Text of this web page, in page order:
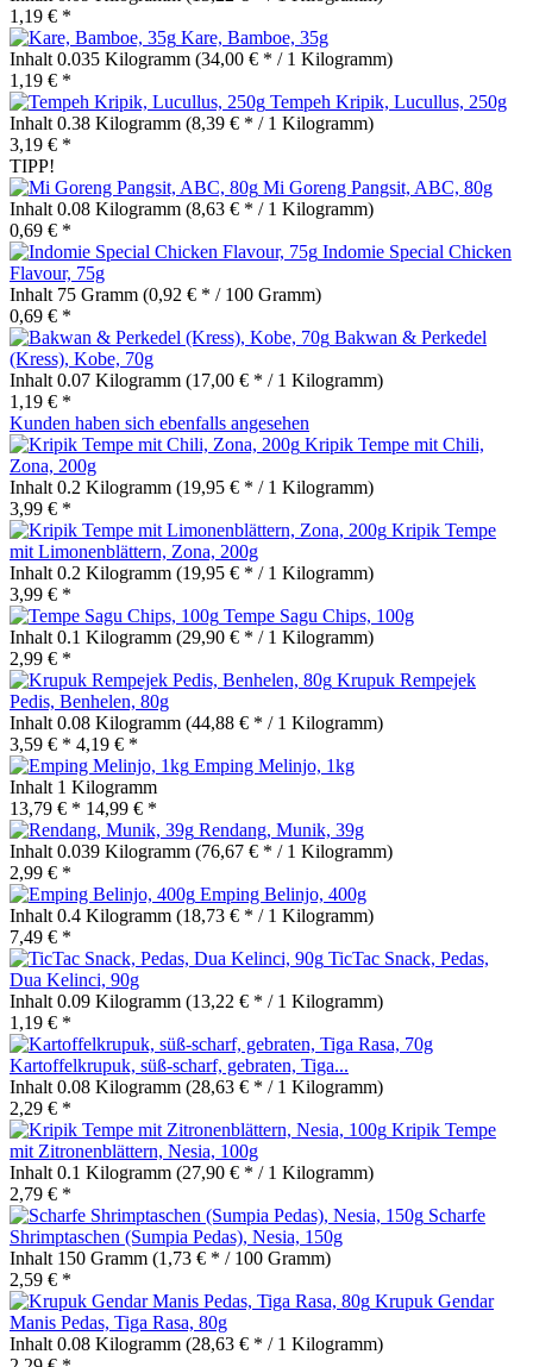
1,19 € *
Kare, Bamboe, 35g
Inhalt 0.035 Kilogramm (34,00 € * / 1 Kilogramm)
1,19 € *
Tempeh Kripik, Lucullus, 250g
Inhalt 0.38 Kilogramm (8,39 € * / 1 Kilogramm)
3,19 € *
TIPP!
Mi Goreng Pangsit, ABC, 80g
Inhalt 0.08 Kilogramm (8,63 € * / 1 Kilogramm)
0,69 € *
Indomie Special Chicken
Flavour, 75g
Inhalt 75 Gramm (0,92 € * / 100 Gramm)
0,69 € *
Bakwan & Perkedel
(Kress), Kobe, 70g
Inhalt 0.07 Kilogramm (17,00 € * / 1 Kilogramm)
1,19 € *
Kunden haben sich ebenfalls angesehen
Kripik Tempe mit Chili,
Zona, 200g
Inhalt 0.2 Kilogramm (19,95 € * / 1 Kilogramm)
3,99 € *
Kripik Tempe
mit Limonenblättern, Zona, 200g
Inhalt 0.2 Kilogramm (19,95 € * / 1 Kilogramm)
3,99 € *
Tempe Sagu Chips, 100g
Inhalt 0.1 Kilogramm (29,90 € * / 1 Kilogramm)
2,99 € *
Krupuk Rempejek
Pedis, Benhelen, 80g
Inhalt 0.08 Kilogramm (44,88 € * / 1 Kilogramm)
3,59 € * 4,19 € *
Emping Melinjo, 1kg
Inhalt 1 Kilogramm
13,79 € * 14,99 € *
Rendang, Munik, 39g
Inhalt 0.039 Kilogramm (76,67 € * / 1 Kilogramm)
2,99 € *
Emping Belinjo, 400g
Inhalt 0.4 Kilogramm (18,73 € * / 1 Kilogramm)
7,49 € *
TicTac Snack, Pedas,
Dua Kelinci, 90g
Inhalt 0.09 Kilogramm (13,22 € * / 1 Kilogramm)
1,19 € *
Kartoffelkrupuk, süß-scharf, gebraten, Tiga...
Inhalt 0.08 Kilogramm (28,63 € * / 1 Kilogramm)
2,29 € *
Kripik Tempe
mit Zitronenblättern, Nesia, 100g
Inhalt 0.1 Kilogramm (27,90 € * / 1 Kilogramm)
2,79 € *
Scharfe
Shrimptaschen (Sumpia Pedas), Nesia, 150g
Inhalt 150 Gramm (1,73 € * / 100 Gramm)
2,59 € *
Krupuk Gendar
Manis Pedas, Tiga Rasa, 80g
Inhalt 0.08 Kilogramm (28,63 € * / 1 Kilogramm)